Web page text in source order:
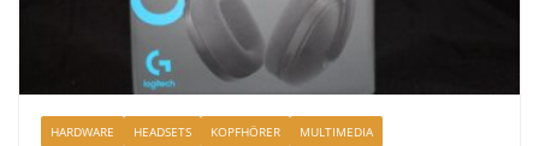
HARDWARE HEADSETS KOPFHÖRER MULTIMEDIA